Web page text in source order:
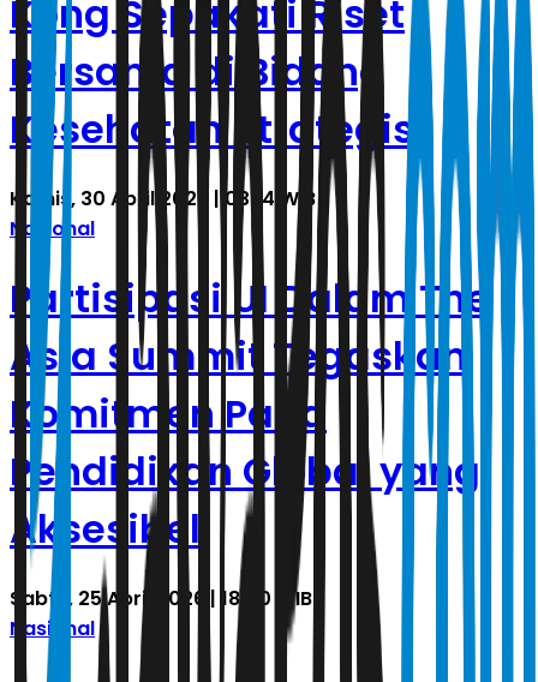
Kong Sepakati Riset
Bersama di Bidang
Kesehatan Strategis
Kamis, 30 April 2026 | 03.14 WIB
Nasional
Partisipasi UI Dalam The
Asia Summit Tegaskan
Komitmen Pada
Pendidikan Global yang
Aksesibel
Sabtu, 25 April 2026 | 18.00 WIB
Nasional